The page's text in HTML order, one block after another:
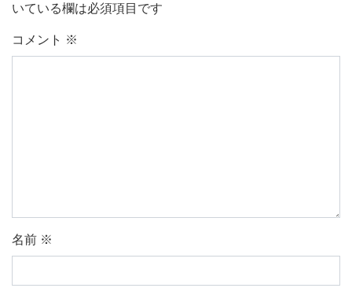
いている欄は必須項目です
コメント ※
名前 ※